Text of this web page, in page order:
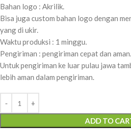
Bahan logo : Akrilik.
Bisa juga custom bahan logo dengan
yang di ukir.
Waktu produksi : 1 minggu.
Pengiriman : pengiriman cepat dan aman.
Untuk pengiriman ke luar pulau jawa
lebih aman dalam pengiriman.
ADD TO